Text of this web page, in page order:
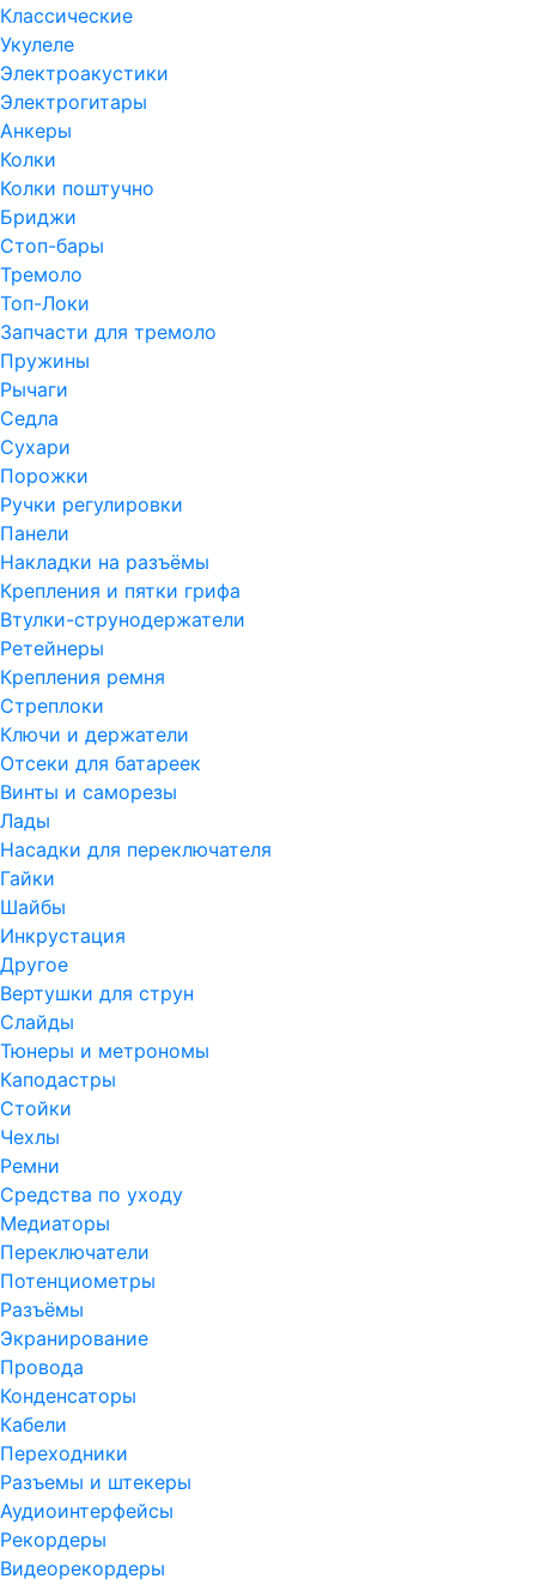
Классические
Укулеле
Электроакустики
Электрогитары
Анкеры
Колки
Колки поштучно
Бриджи
Стоп-бары
Тремоло
Топ-Локи
Запчасти для тремоло
Пружины
Рычаги
Седла
Сухари
Порожки
Ручки регулировки
Панели
Накладки на разъёмы
Крепления и пятки грифа
Втулки-струнодержатели
Ретейнеры
Крепления ремня
Стреплоки
Ключи и держатели
Отсеки для батареек
Винты и саморезы
Лады
Насадки для переключателя
Гайки
Шайбы
Инкрустация
Другое
Вертушки для струн
Слайды
Тюнеры и метрономы
Каподастры
Стойки
Чехлы
Ремни
Средства по уходу
Медиаторы
Переключатели
Потенциометры
Разъёмы
Экранирование
Провода
Конденсаторы
Кабели
Переходники
Разъемы и штекеры
Аудиоинтерфейсы
Рекордеры
Видеорекордеры